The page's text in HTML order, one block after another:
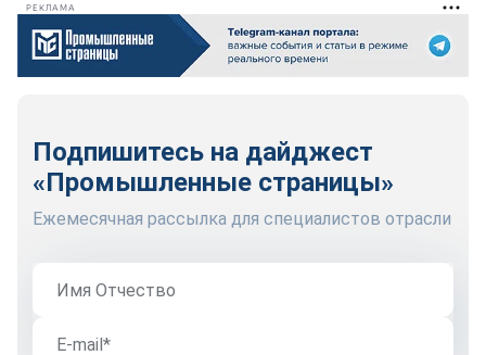
РЕКЛАМА
Подпишитесь на дайджест
«Промышленные страницы»
Ежемесячная рассылка для специалистов отрасли